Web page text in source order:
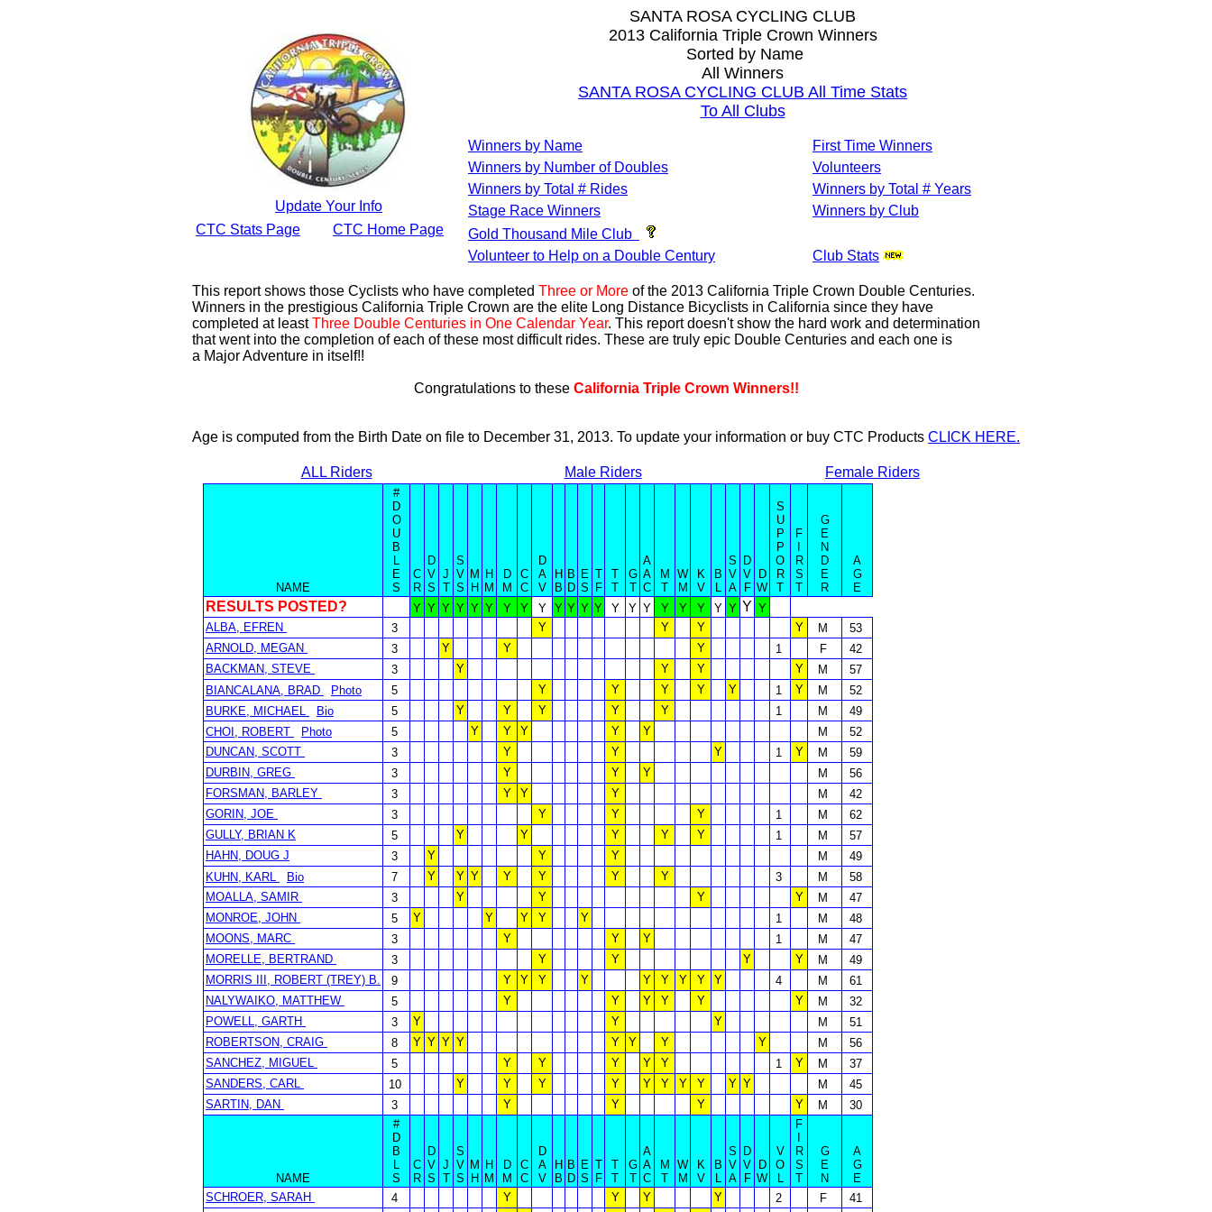
Update Your Info
CTC Stats Page
CTC Home Page
SANTA ROSA CYCLING CLUB
2013 California Triple Crown Winners
Sorted by Name
All Winners
SANTA ROSA CYCLING CLUB All Time Stats
To All Clubs
Winners by Name
First Time Winners
Winners by Number of Doubles
Volunteers
Winners by Total # Rides
Winners by Total # Years
Stage Race Winners
Winners by Club
Gold Thousand Mile Club
Volunteer to Help on a Double Century
Club Stats
This report shows those Cyclists who have completed Three or More of the 2013 California Triple Crown Double Centuries.
Winners in the prestigious California Triple Crown are the elite Long Distance Bicyclists in California since they have
completed at leastThree Double Centuries in One Calendar Year. This report doesn't show the hard work and determination
that went into the completion of each of these most difficult rides. These are truly epic Double Centuries and each one is
a Major Adventure in itself!!
Congratulations to these California Triple Crown Winners!!
Age is computed from the Birth Date on file to December 31, 2013. To update your information or buy CTC Products CLICK HERE.
ALL Riders Male Riders Female Riders
NAME
#
D
O
U
B
L
E
S
C
R
D
V
S
J
T
S
V
S
M
H
H
M
D
M
C
C
D
A
V
H
B
B
D
E
S
T
F
T
T
G
T
A
A
C
M
T
W
M
K
V
B
L
S
V
A
D
V
F
D
W
S
U
P
P
O
R
T
F
R
S
T
G
E
N
D
E
R
A
G
E
RESULTS POSTED? Y Y Y Y Y Y Y Y Y Y Y Y Y Y Y Y Y Y Y Y Y Y Y
ALBA, EFREN
3 Y Y Y Y M
53
ARNOLD, MEGAN
3 Y Y Y 1 F
42
BACKMAN, STEVE
3 Y Y Y Y M
57
BIANCALANA, BRAD
Photo 5 Y Y Y Y Y 1 Y M
52
BURKE, MICHAEL
Bio 5 Y Y Y Y Y 1 M
49
CHOI, ROBERT
Photo 5 Y Y Y Y Y M
52
DUNCAN, SCOTT
3 Y Y Y 1 Y M
59
DURBIN, GREG
3 Y Y Y M
56
FORSMAN, BARLEY
3 Y Y Y M
42
GORIN, JOE
3 Y Y Y 1 M
62
GULLY, BRIAN K
5 Y Y Y Y Y 1 M
57
HAHN, DOUG J
3 Y Y Y M
49
KUHN, KARL
Bio 7 Y Y Y Y Y Y Y 3 M
58
MOALLA, SAMIR
3 Y Y Y Y M
47
MONROE, JOHN
5 Y Y Y Y Y 1 M
48
MOONS, MARC
3 Y Y Y 1 M
47
MORELLE, BERTRAND
3 Y Y Y Y M
49
MORRIS III, ROBERT (TREY) B.
9 Y Y Y Y Y Y Y Y Y 4 M
61
NALYWAIKO, MATTHEW
5 Y Y Y Y Y Y M
32
POWELL, GARTH
3 Y Y Y M
51
ROBERTSON, CRAIG
8 Y Y Y Y Y Y Y Y M
56
SANCHEZ, MIGUEL
5 Y Y Y Y Y 1 Y M
37
SANDERS, CARL
10 Y Y Y Y Y Y Y Y Y Y M
45
SARTIN, DAN
3 Y Y Y Y M 30
NAME
#
D
B
L
S
C
R
D
V
S
J
T
S
V
S
M
H
H
M
D
M
C
C
D
A
V
H
B
B
D
E
S
T
F
T
T
G
T
A
A
C
M
T
W
M
K
V
B
L
S
V
A
D
V
F
D
W
V
O
L
F
R
S
T
G
E
N
A
G
E
SCHROER, SARAH
4 Y Y Y Y 2 F
41